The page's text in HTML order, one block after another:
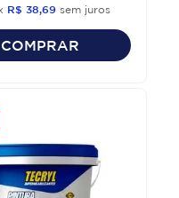
R$ 38,69sem juros
COMPRAR